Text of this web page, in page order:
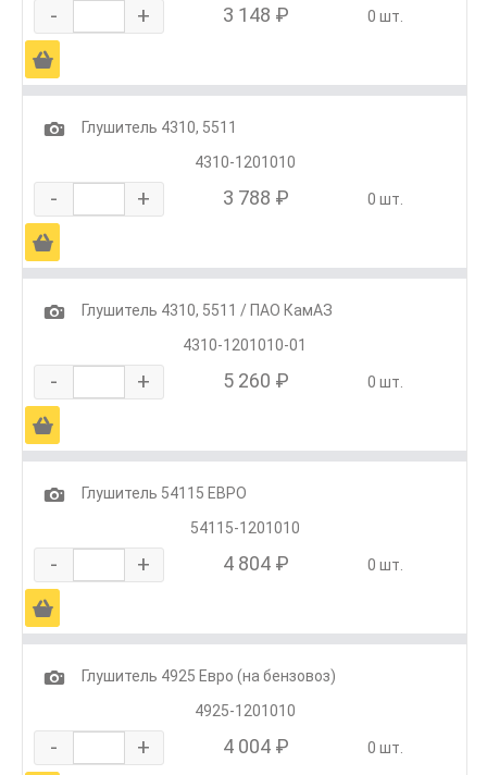
- + 3 148 ₽ 0 шт.
Ä
1
Глушитель 4310, 5511
4310-1201010
- + 3 788 ₽ 0 шт.
Ä
1
Глушитель 4310, 5511 / ПАО КамАЗ
4310-1201010-01
- + 5 260 ₽ 0 шт.
Ä
1
Глушитель 54115 ЕВРО
54115-1201010
- + 4 804 ₽ 0 шт.
Ä
1
Глушитель 4925 Евро (на бензовоз)
4925-1201010
- + 4 004 ₽ 0 шт.